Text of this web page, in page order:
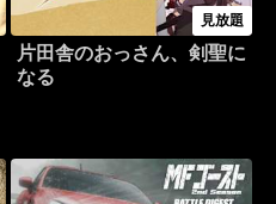
見放題
片田舎のおっさん、剣聖に
なる